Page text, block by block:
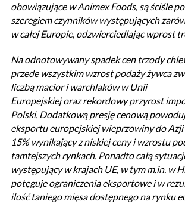
obowiązujące w Animex Foods, są ściśle
szeregiem czynników występujących
w całej Europie, odzwierciedlając wprost
Na odnotowywany spadek cen trzody
przede wszystkim wzrost podaży żywca
liczbą macior i warchlaków w Unii
Europejskiej oraz rekordowy przyrost
Polski. Dodatkową presję cenową
eksportu europejskiej wieprzowiny do Azji
15% wynikający z niskiej ceny i wzrostu
tamtejszych rynkach. Ponadto całą
występujący w krajach UE, w tym m.in. w
potęguje ograniczenia eksportowe i w
ilość taniego mięsa dostępnego na rynku